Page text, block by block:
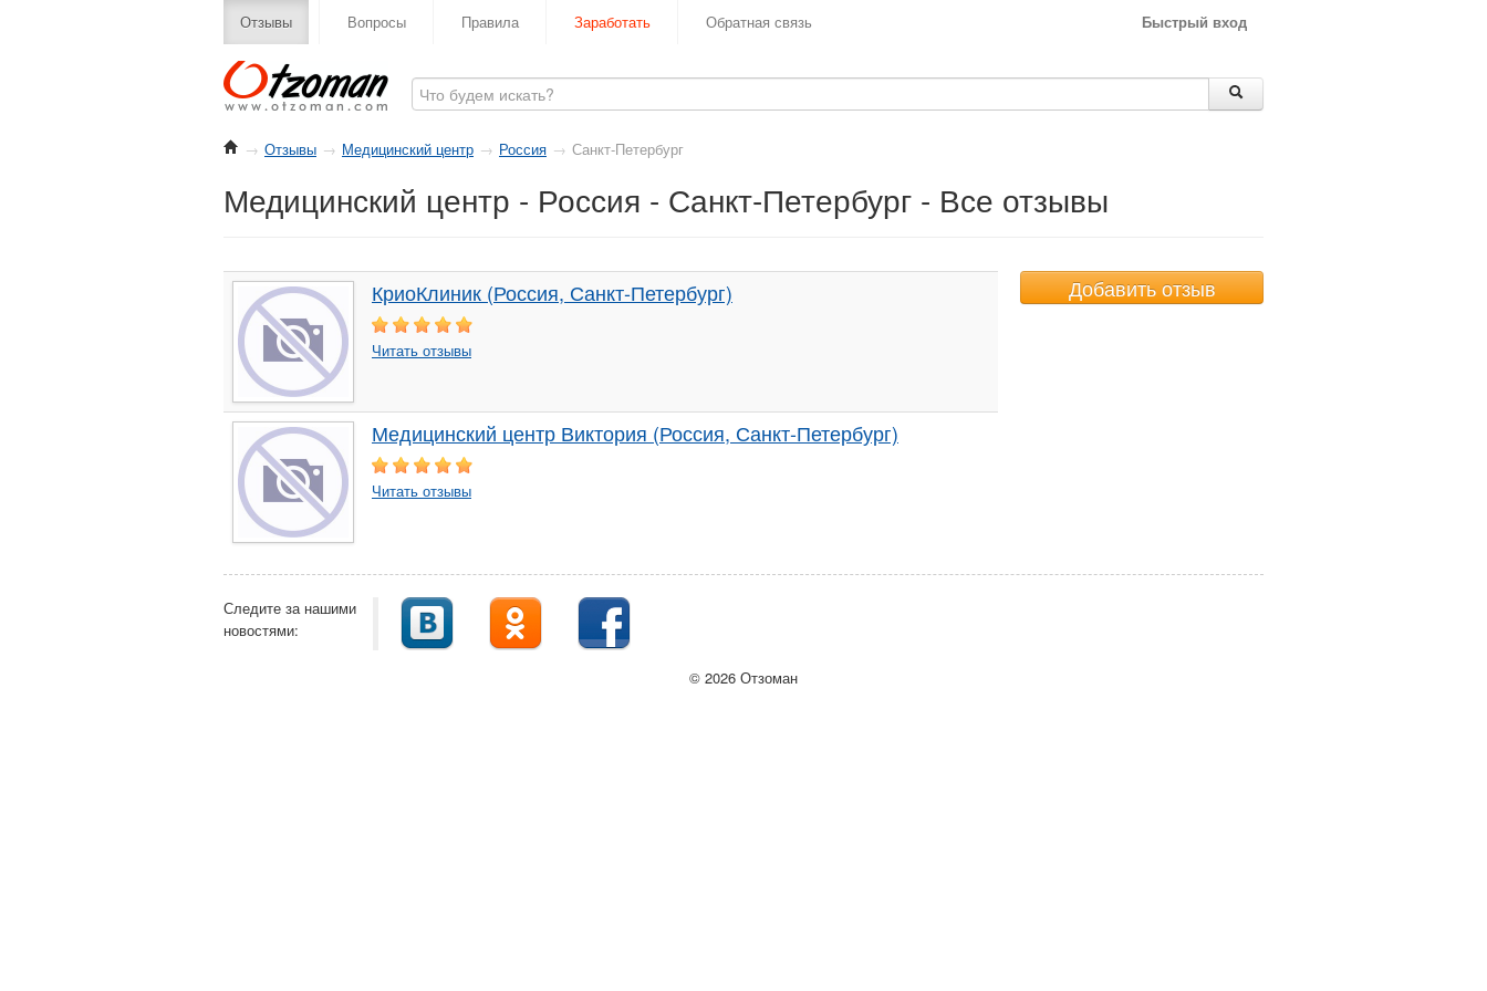
Отзывы Вопросы Правила Заработать Обратная связь Быстрый вход
→ Отзывы → Медицинский центр → Россия → Санкт-Петербург
Медицинский центр - Россия - Санкт-Петербург - Все отзывы
КриоКлиник (Россия, Санкт-Петербург)
Читать отзывы
Медицинский центр Виктория (Россия, Санкт-Петербург)
Читать отзывы
Добавить отзыв
Следите за нашими
новостями:
© 2026 Отзоман